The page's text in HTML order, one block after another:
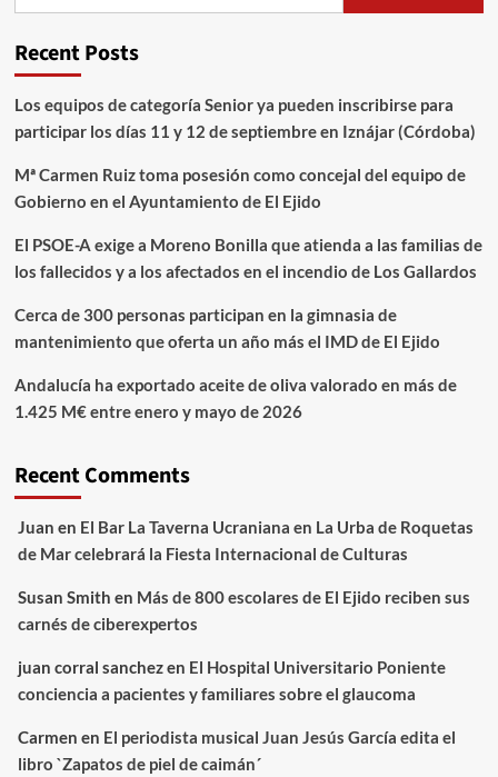
Recent Posts
Los equipos de categoría Senior ya pueden inscribirse para
participar los días 11 y 12 de septiembre en Iznájar (Córdoba)
Mª Carmen Ruiz toma posesión como concejal del equipo de
Gobierno en el Ayuntamiento de El Ejido
El PSOE-A exige a Moreno Bonilla que atienda a las familias de
los fallecidos y a los afectados en el incendio de Los Gallardos
Cerca de 300 personas participan en la gimnasia de
mantenimiento que oferta un año más el IMD de El Ejido
Andalucía ha exportado aceite de oliva valorado en más de
1.425 M€ entre enero y mayo de 2026
Recent Comments
Juan en El Bar La Taverna Ucraniana en La Urba de Roquetas
de Mar celebrará la Fiesta Internacional de Culturas
Susan Smith en Más de 800 escolares de El Ejido reciben sus
carnés de ciberexpertos
juan corral sanchezen El Hospital Universitario Poniente
conciencia a pacientes y familiares sobre el glaucoma
Carmen en El periodista musical Juan Jesús García edita el
libro `Zapatos de piel de caimán´